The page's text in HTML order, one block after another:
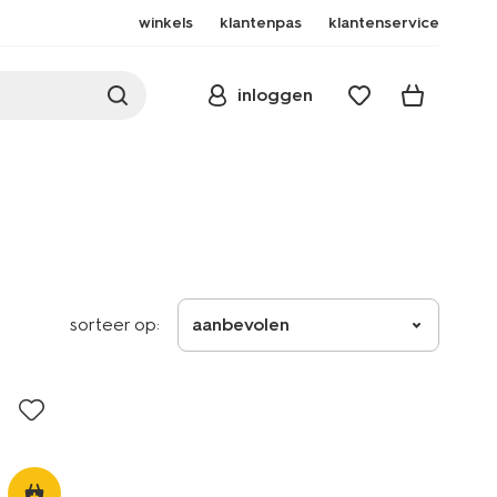
winkels klantenpas klantenservice
inloggen
sorteer op: aanbevolen